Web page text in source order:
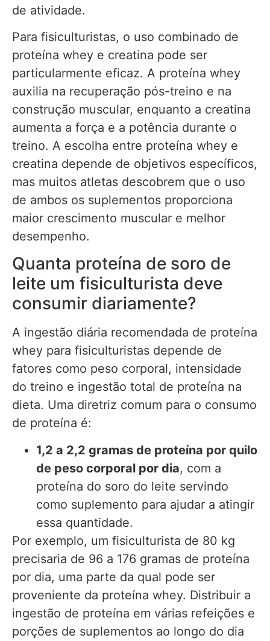
de atividade.
Para fisiculturistas, o uso combinado de
proteína whey e creatina pode ser
particularmente eficaz. A proteína whey
auxilia na recuperação pós-treino e na
construção muscular, enquanto a creatina
aumenta a força e a potência durante o
treino. A escolha entre proteína whey e
creatina depende de objetivos específicos,
mas muitos atletas descobrem que o uso
de ambos os suplementos proporciona
maior crescimento muscular e melhor
desempenho.
Quanta proteína de soro de
leite um fisiculturista deve
consumir diariamente?
A ingestão diária recomendada de proteína
whey para fisiculturistas depende de
fatores como peso corporal, intensidade
do treino e ingestão total de proteína na
dieta. Uma diretriz comum para o consumo
de proteína é:
1,2 a 2,2 gramas de proteína por quilo
de peso corporal por dia, com a
proteína do soro do leite servindo
como suplemento para ajudar a atingir
essa quantidade.
Por exemplo, um fisiculturista de 80 kg
precisaria de 96 a 176 gramas de proteína
por dia, uma parte da qual pode ser
proveniente da proteína whey. Distribuir a
ingestão de proteína em várias refeições e
porções de suplementos ao longo do dia